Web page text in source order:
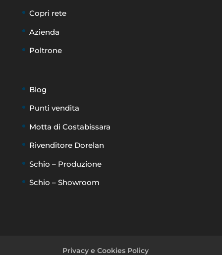
Copri rete
Azienda
Poltrone
Blog
Punti vendita
Motta di Costabissara
Rivenditore Dorelan
Schio – Produzione
Schio – Showroom
Privacy e Cookies Policy